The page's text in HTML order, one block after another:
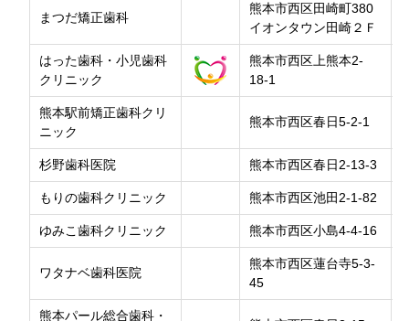
まつだ矯正歯科
熊本市西区田崎町380
イオンタウン田崎２Ｆ
はった歯科・小児歯科
クリニック
熊本市西区上熊本2-
18-1
熊本駅前矯正歯科クリ
ニック
熊本市西区春日5-2-1
杉野歯科医院 熊本市西区春日2-13-3
もりの歯科クリニック 熊本市西区池田2-1-82
ゆみこ歯科クリニック 熊本市西区小島4-4-16
ワタナベ歯科医院
熊本市西区蓮台寺5-3-
45
熊本パール総合歯科・